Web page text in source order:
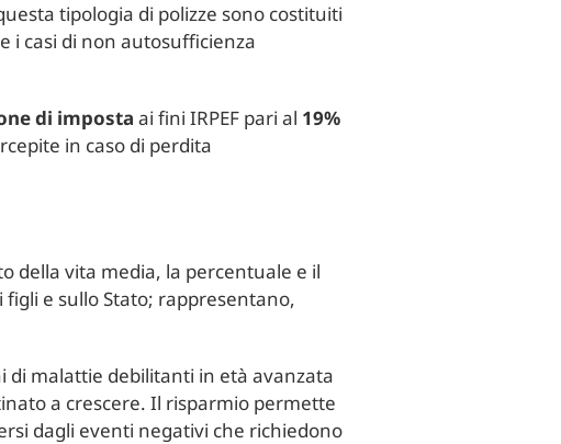
tipologia di polizze sono costituiti
i casi di non autosufficienza
di imposta ai fini IRPEF pari al 19%
in caso di perdita
della vita media, la percentuale e il
e sullo Stato; rappresentano,
di malattie debilitanti in età avanzata
a crescere. Il risparmio permette
dagli eventi negativi che richiedono